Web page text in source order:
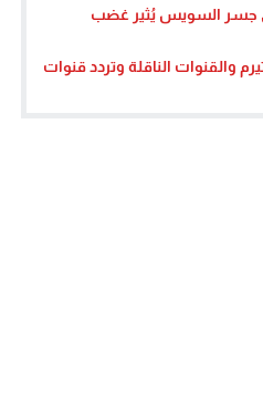
جسر السويس يُثير غضب
الناقلة وتردد قنوات